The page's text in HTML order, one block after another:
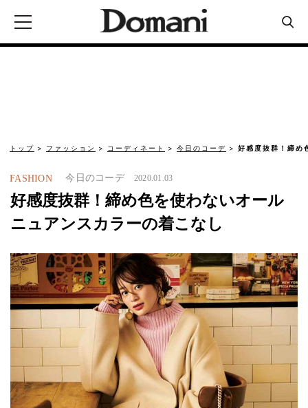
トップ ファッション コーディネート 今日のコーデ 好感度抜群！締め
FASHION 今日のコーデ 2020.01.03
好感度抜群！締め色を使わないオール
ニュアンスカラーの着こなし